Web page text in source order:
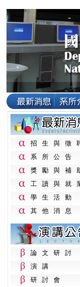
招生與徵
系所公告
獎勵與補
工讀與就
學生活動
其他消息
論文研討
演講
研討會